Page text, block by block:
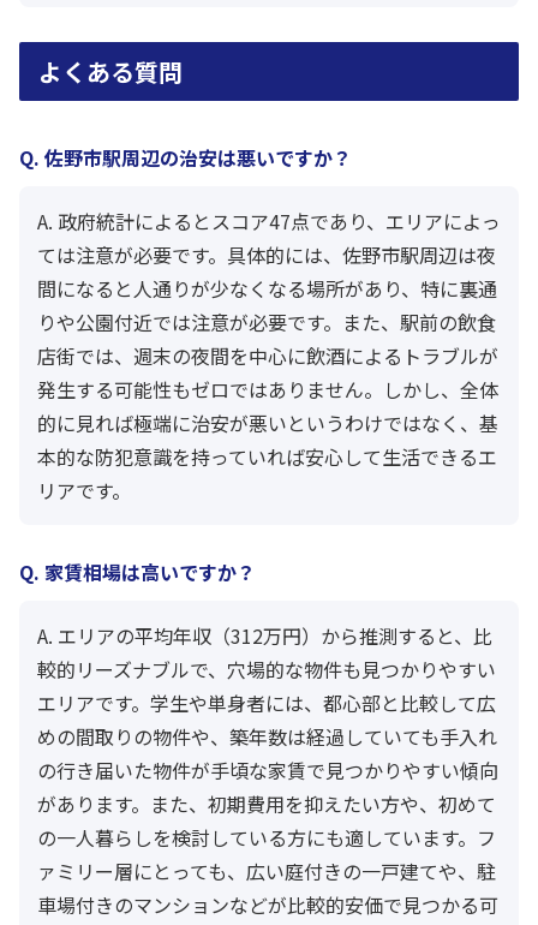
よくある質問
Q. 佐野市駅周辺の治安は悪いですか？
A. 政府統計によるとスコア47点であり、エリアによっ
ては注意が必要です。具体的には、佐野市駅周辺は夜
間になると人通りが少なくなる場所があり、特に裏通
りや公園付近では注意が必要です。また、駅前の飲食
店街では、週末の夜間を中心に飲酒によるトラブルが
発生する可能性もゼロではありません。しかし、全体
的に見れば極端に治安が悪いというわけではなく、基
本的な防犯意識を持っていれば安心して生活できるエ
リアです。
Q. 家賃相場は高いですか？
A. エリアの平均年収（312万円）から推測すると、比
較的リーズナブルで、穴場的な物件も見つかりやすい
エリアです。学生や単身者には、都心部と比較して広
めの間取りの物件や、築年数は経過していても手入れ
の行き届いた物件が手頃な家賃で見つかりやすい傾向
があります。また、初期費用を抑えたい方や、初めて
の一人暮らしを検討している方にも適しています。フ
ァミリー層にとっても、広い庭付きの一戸建てや、駐
車場付きのマンションなどが比較的安価で見つかる可